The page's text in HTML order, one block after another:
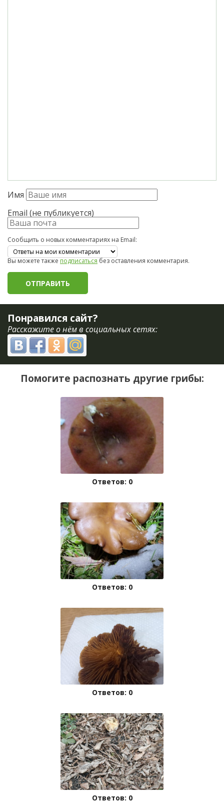
Имя
Email (не публикуется)
Сообщить о новых комментариях на Email:
Вы можете такжеподписатьсябез оставления комментария.
Понравился сайт?
Расскажите о нём в социальных сетях:
Помогите распознать другие грибы:
Ответов: 0
Ответов: 0
Ответов: 0
Ответов: 0